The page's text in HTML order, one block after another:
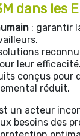
dans les
: garantir
leur efficacité.
conçus pour
réduit.
un acteur
besoins des